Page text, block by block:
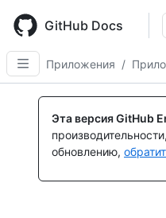
main
content
GitHub Docs
Приложения /
Эта версия GitHub
обновлению,